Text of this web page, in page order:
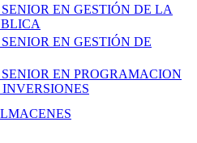
EN GESTIÓN DE LA
EN GESTIÓN DE
EN PROGRAMACION